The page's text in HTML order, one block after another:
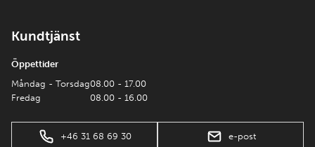
Kundtjänst
Öppettider
Måndag - Torsdag
Fredag
08.00 - 17.00
08.00 - 16.00
+46 31 68 69 30 e-post